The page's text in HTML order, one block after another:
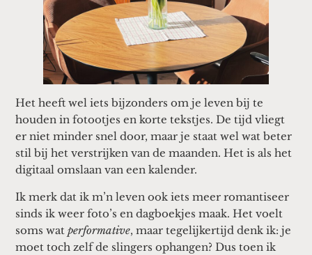
Het heeft wel iets bijzonders om je leven bij te
houden in fotootjes en korte tekstjes. De tijd vliegt
er niet minder snel door, maar je staat wel wat beter
stil bij het verstrijken van de maanden. Het is als het
digitaal omslaan van een kalender.
Ik merk dat ik m’n leven ook iets meer romantiseer
sinds ik weer foto’s en dagboekjes maak. Het voelt
soms watperformative, maar tegelijkertijd denk ik: je
moet toch zelf de slingers ophangen? Dus toen ik